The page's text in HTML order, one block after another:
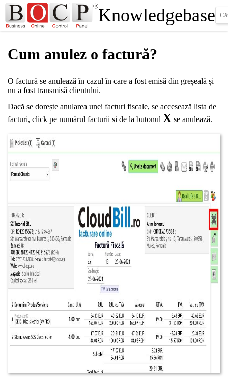
Knowledgebase
Cum anulez o factură?
O factură se anulează în cazul în care a fost emisă din greșeală și
nu a fost transmisă clientului.
Dacă se dorește anularea unei facturi fiscale, se accesează lista de
facturi, click pe numărul facturii si de la butonul X se anulează.